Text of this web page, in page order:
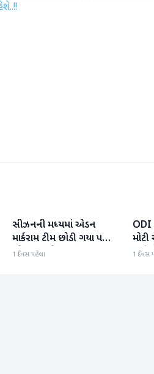
રમતગમત
સીઝનની મધ્યમાં એડન
માર્કરામ ટીમ છોડી ગયા પછી
જોસ બટલરે સુપર જાયન્ટ્સ
1 દિવસ પહેલા
ODI
1 દિવસ